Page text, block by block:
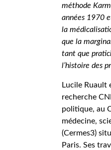
méthode
années 1970
la
que la
tant que
l’histoire des
Lucile Ruault
recherche
politique, au
médecine,
(Cermes3)
Paris. Ses